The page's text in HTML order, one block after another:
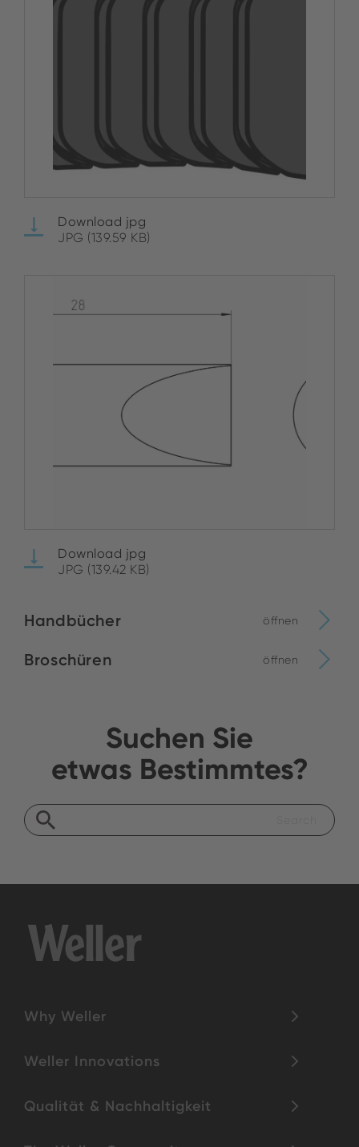
Download jpg
JPG (139.59 KB)
Download jpg
JPG (139.42 KB)
Handbücher öffnen
Broschüren öffnen
Suchen Sie
etwas Bestimmtes?
Why Weller
Weller Innovations
Qualität & Nachhaltigkeit